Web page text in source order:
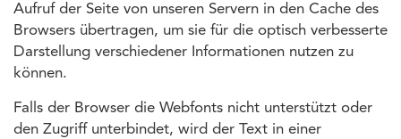
Aufruf der Seite von unseren Servern in den Cache des
Browsers übertragen, um sie für die optisch verbesserte
Darstellung verschiedener Informationen nutzen zu
können.
Falls der Browser die Webfonts nicht unterstützt oder
den Zugriff unterbindet, wird der Text in einer